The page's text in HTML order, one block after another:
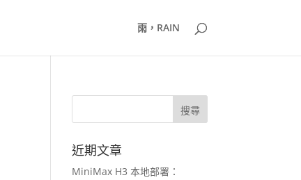
雨，RAIN
近期文章
MiniMax H3 本地部署：